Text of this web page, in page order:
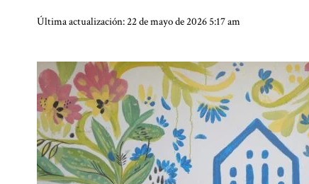
Última actualización: 22 de mayo de 2026 5:17 am